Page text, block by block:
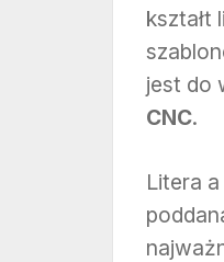
kształt
jest do
CNC.
Litera